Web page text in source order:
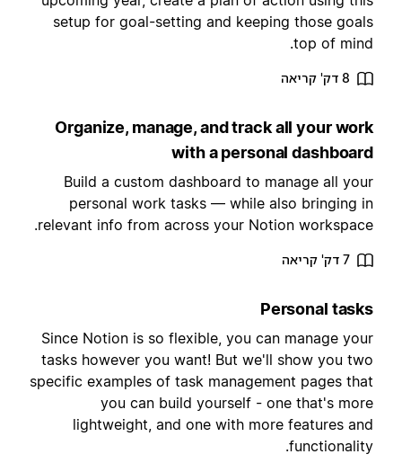
setup for goal-setting and keeping those
top of
8 דק' קריאה
Organize, manage, and track all your
with a personal
Build a custom dashboard to manage all
personal work tasks — while also bringing
relevant info from across your Notion
Personal
Since Notion is so flexible, you can manage
tasks however you want! But we'll show you
specific examples of task management pages
you can build yourself - one that's
lightweight, and one with more features